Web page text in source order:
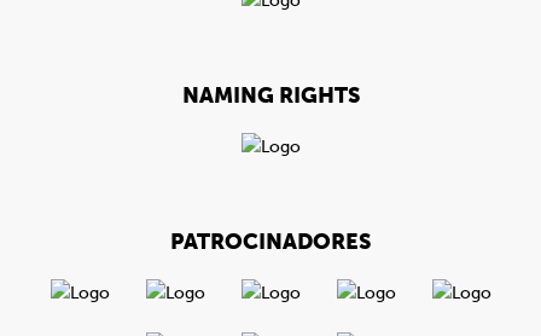
NAMING RIGHTS
PATROCINADORES